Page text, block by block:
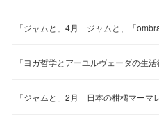
「ジャムと」4月 ジャムと、「
「ヨガ哲学とアーユルヴェーダの生
「ジャムと」2月 日本の柑橘マーマ